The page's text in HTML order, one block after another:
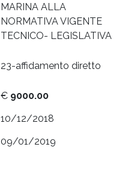
MARINA ALLA
NORMATIVA VIGENTE
TECNICO- LEGISLATIVA
23-affidamento diretto
€ 9000.00
10/12/2018
09/01/2019